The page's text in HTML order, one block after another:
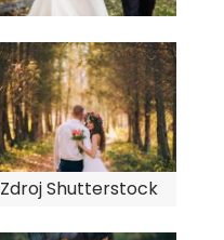
Zdroj Shutterstock